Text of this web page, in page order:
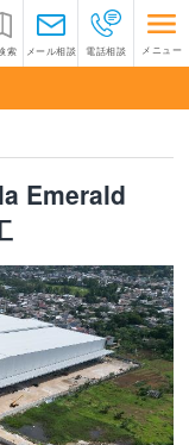
索 メール相談 電話相談 メニュー
Emerald